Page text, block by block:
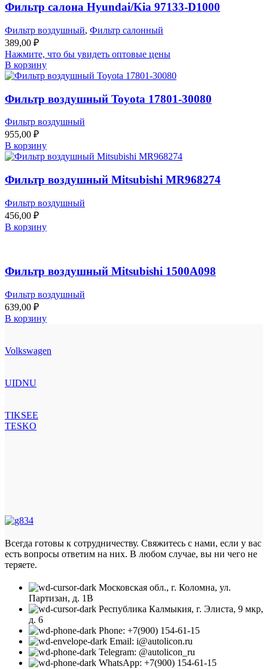
Фильтр салона Hyundai/Kia 97133-D1000
Фильтр воздушный, Фильтр салонный
389,00 ₽
Нажмите, что бы увидеть оптовые цены
В корзину
Фильтр воздушный Toyota 17801-30080
Фильтр воздушный
955,00 ₽
В корзину
Фильтр воздушный Mitsubishi MR968274
Фильтр воздушный
456,00 ₽
В корзину
Фильтр воздушный Mitsubishi 1500A098
Фильтр воздушный
639,00 ₽
В корзину
Volkswagen
UIDNU
TIKSEE
TESKO
Всегда готовы к сотрудничеству. Свяжитесь с нами, если у вас
есть вопросы ответим на них. В любом случае, вы ни чего не
теряете.
Московская обл., г. Коломна, ул.
Партизан, д. 1В
Республика Калмыкия, г. Элиста, 9 мкр,
д. 6
Phone: +7(900) 154-61-15
Email: i@autolicon.ru
Telegram: @autolicon_ru
WhatsApp: +7(900) 154-61-15